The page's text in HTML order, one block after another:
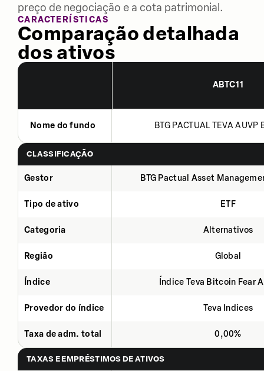
preço de negociação e a cota patrimonial.
CARACTERÍSTICAS
Comparação detalhada
dos ativos
ABTC11
Nome do fundo BTG PACTUAL TEVA AUVP
CLASSIFICAÇÃO
Gestor BTG Pactual Asset
Tipo de ativo ETF
Categoria Alternativos
Região Global
Índice Índice Teva Bitcoin Fear
Provedor do índice Teva Indices
Taxa de adm. total 0,00%
TAXAS E EMPRÉSTIMOS DE ATIVOS